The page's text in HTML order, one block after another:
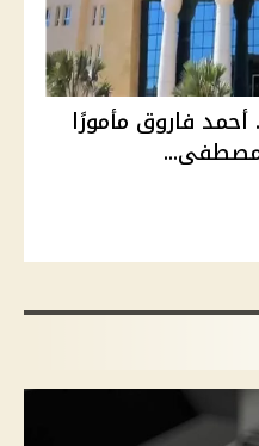
فاروق مأمورًا